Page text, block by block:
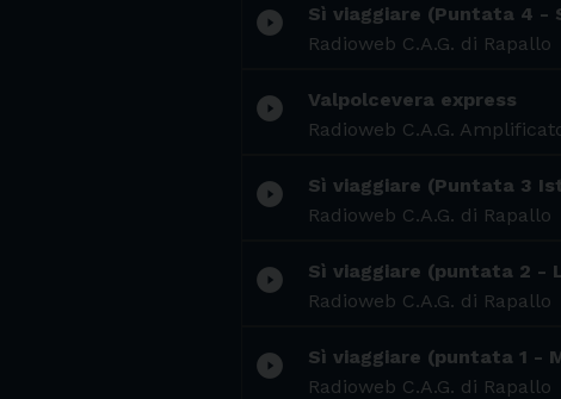
play_circle_filled
Sì viaggiare (Puntata 4 -
Radioweb C.A.G. di Rapallo
play_circle_filled
Valpolcevera express
Radioweb C.A.G.
play_circle_filled
Sì viaggiare (Puntata 3
Radioweb C.A.G. di Rapallo
play_circle_filled
Sì viaggiare (puntata 2 -
Radioweb C.A.G. di Rapallo
play_circle_filled
Sì viaggiare (puntata 1 -
Radioweb C.A.G. di Rapallo